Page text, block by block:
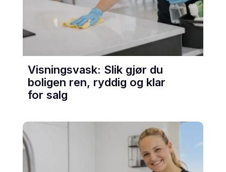
Visningsvask: Slik gjør du
boligen ren, ryddig og klar
for salg